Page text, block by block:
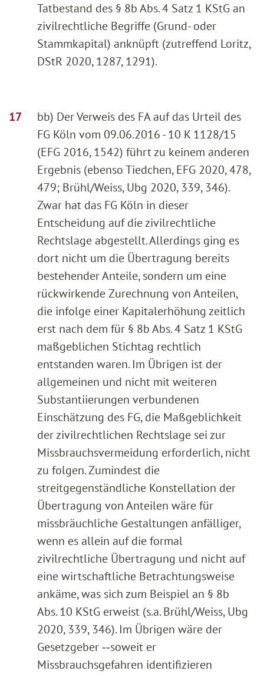
Tatbestand des § 8b Abs. 4 Satz 1 KStG an
zivilrechtliche Begriffe (Grund- oder
Stammkapital) anknüpft (zutreffend Loritz,
DStR 2020, 1287, 1291).
bb) Der Verweis des FA auf das Urteil des
FG Köln vom 09.06.2016 - 10 K 1128/15
(EFG 2016, 1542) führt zu keinem anderen
Ergebnis (ebenso Tiedchen, EFG 2020, 478,
479; Brühl/Weiss, Ubg 2020, 339, 346).
Zwar hat das FG Köln in dieser
Entscheidung auf die zivilrechtliche
Rechtslage abgestellt. Allerdings ging es
dort nicht um die Übertragung bereits
bestehender Anteile, sondern um eine
rückwirkende Zurechnung von Anteilen,
die infolge einer Kapitalerhöhung zeitlich
erst nach dem für § 8b Abs. 4 Satz 1 KStG
maßgeblichen Stichtag rechtlich
entstanden waren. Im Übrigen ist der
allgemeinen und nicht mit weiteren
Substantiierungen verbundenen
Einschätzung des FG, die Maßgeblichkeit
der zivilrechtlichen Rechtslage sei zur
Missbrauchsvermeidung erforderlich, nicht
zu folgen. Zumindest die
streitgegenständliche Konstellation der
Übertragung von Anteilen wäre für
missbräuchliche Gestaltungen anfälliger,
wenn es allein auf die formal
zivilrechtliche Übertragung und nicht auf
eine wirtschaftliche Betrachtungsweise
ankäme, was sich zum Beispiel an § 8b
Abs. 10 KStG erweist (s.a. Brühl/Weiss, Ubg
2020, 339, 346). Im Übrigen wäre der
Gesetzgeber ‑‑soweit er
Missbrauchsgefahren identifizieren